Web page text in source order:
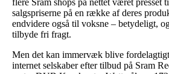
salgspriserne på en række af deres
endvidere også til voksne – betydeligt,
tilbyde fri fragt.
Men det kan immervæk blive
internet selskaber efter tilbud på Sram